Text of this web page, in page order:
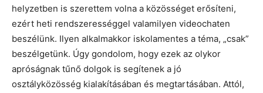
helyzetben is szerettem volna a közösséget erősíteni,
ezért heti rendszerességgel valamilyen videochaten
beszélünk. Ilyen alkalmakkor iskolamentes a téma, „csak”
beszélgetünk. Úgy gondolom, hogy ezek az olykor
apróságnak tűnő dolgok is segítenek a jó
osztályközösség kialakításában és megtartásában. Attól,